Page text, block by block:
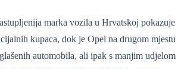
marka vozila u Hrvatskoj pokazuje
kupaca, dok je Opel na drugom mjestu
automobila, ali ipak s manjim udjelom